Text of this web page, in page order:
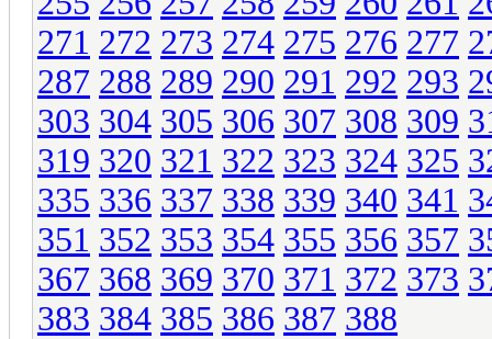
271 272 273 274 275 276 277
287 288 289 290 291 292 293
303 304 305 306 307 308 309
319 320 321 322 323 324 325
335 336 337 338 339 340 341
351 352 353 354 355 356 357
367 368 369 370 371 372 373
383 384 385 386 387 388